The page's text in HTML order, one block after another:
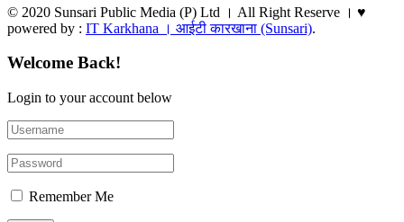
© 2020 Sunsari Public Media (P) Ltd । All Right Reserve । ♥
powered by : IT Karkhana । आईटी कारखाना (Sunsari).
Welcome Back!
Login to your account below
Remember Me